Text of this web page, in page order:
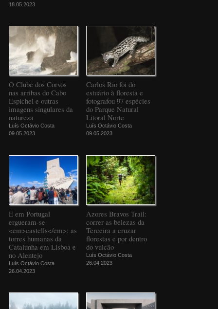
18.05.2023
O Clube dos Corvos
nas arribas do Cabo
Espichel e outras
imagens singulares da
natureza
Luís Octávio Costa
09.05.2023
Carlos Rio foi do
estuário à floresta e
fotografou 97 espécies
do Parque Natural
Litoral Norte
Luís Octávio Costa
09.05.2023
E em Portugal
ergueram-se
<em>castells</em>: as
torres humanas da
Catalunha em Lisboa e
no Alentejo
Luís Octávio Costa
26.04.2023
Azores Bravos Trail:
correr as belezas da
Terceira a cruzar
florestas e por dentro
do vulcão
Luís Octávio Costa
26.04.2023